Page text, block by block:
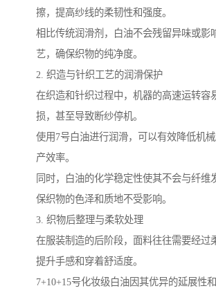
擦，提高纱线的柔韧性和强度。
相比传统润滑剂，白油不会残留异味或影
艺，确保织物的纯净度。
2. 织造与针织工艺的润滑保护
在织造和针织过程中，机器的高速运转容
损，甚至导致断纱停机。
使用7号白油进行润滑，可以有效降低机
产效率。
同时，白油的化学稳定性使其不会与纤维
保织物的色泽和质地不受影响。
3. 织物后整理与柔软处理
在服装制造的后阶段，面料往往需要经过
提升手感和穿着舒适度。
7+10+15号化妆级白油因其优异的延展性